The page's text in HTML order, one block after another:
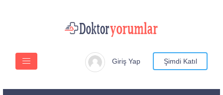
Giriş Yap Şimdi Katıl